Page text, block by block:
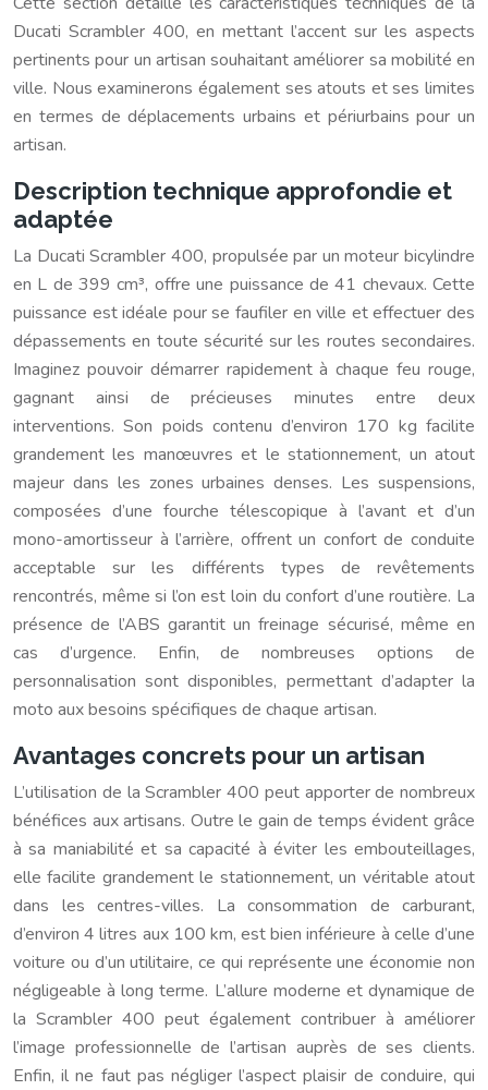
Ducati Scrambler 400, en mettant l’accent sur les aspects
pertinents pour un artisan souhaitant améliorer sa mobilité en
ville. Nous examinerons également ses atouts et ses limites
en termes de déplacements urbains et périurbains pour un
artisan.
Description technique approfondie et
adaptée
La Ducati Scrambler 400, propulsée par un moteur bicylindre
en L de 399 cm³, offre une puissance de 41 chevaux. Cette
puissance est idéale pour se faufiler en ville et effectuer des
dépassements en toute sécurité sur les routes secondaires.
Imaginez pouvoir démarrer rapidement à chaque feu rouge,
gagnant ainsi de précieuses minutes entre deux
interventions. Son poids contenu d’environ 170 kg facilite
grandement les manœuvres et le stationnement, un atout
majeur dans les zones urbaines denses. Les suspensions,
composées d’une fourche télescopique à l’avant et d’un
mono-amortisseur à l’arrière, offrent un confort de conduite
acceptable sur les différents types de revêtements
rencontrés, même si l’on est loin du confort d’une routière. La
présence de l’ABS garantit un freinage sécurisé, même en
cas d’urgence. Enfin, de nombreuses options de
personnalisation sont disponibles, permettant d’adapter la
moto aux besoins spécifiques de chaque artisan.
Avantages concrets pour un artisan
L’utilisation de la Scrambler 400 peut apporter de nombreux
bénéfices aux artisans. Outre le gain de temps évident grâce
à sa maniabilité et sa capacité à éviter les embouteillages,
elle facilite grandement le stationnement, un véritable atout
dans les centres-villes. La consommation de carburant,
d’environ 4 litres aux 100 km, est bien inférieure à celle d’une
voiture ou d’un utilitaire, ce qui représente une économie non
négligeable à long terme. L’allure moderne et dynamique de
la Scrambler 400 peut également contribuer à améliorer
l’image professionnelle de l’artisan auprès de ses clients.
Enfin, il ne faut pas négliger l’aspect plaisir de conduire, qui